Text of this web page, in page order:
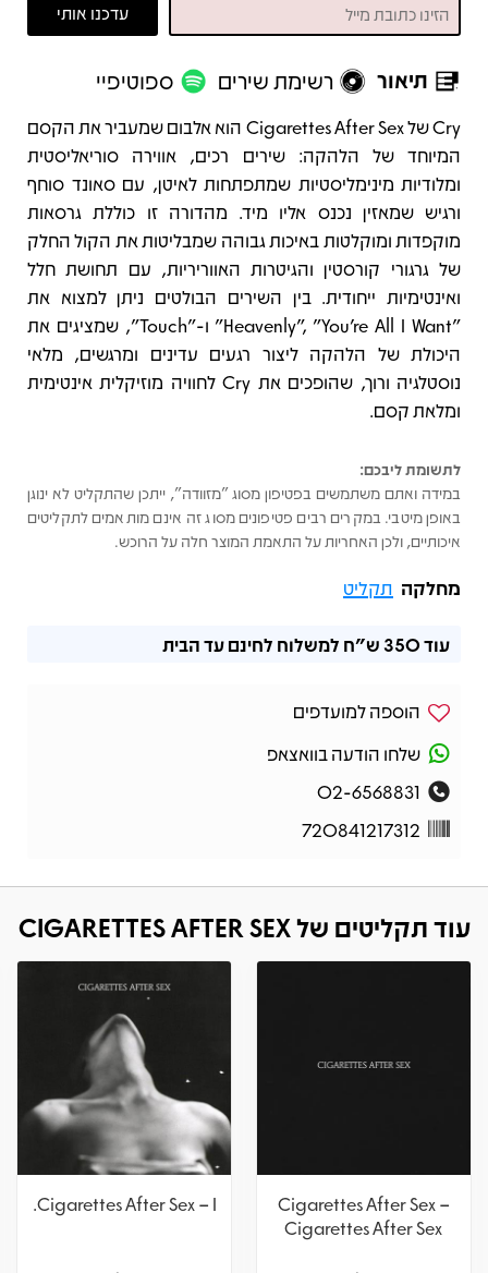
תיאור רשימת שירים ספוטיפיי
תיאור
Cry של Cigarettes After Sex הוא אלבום שמעביר את הקסם
המיוחד של הלהקה: שירים רכים, אווירה סוריאליסטית
ומלודיות מינימליסטיות שמתפתחות לאיטן, עם סאונד סוחף
ורגיש שמאזין נכנס אליו מיד. מהדורה זו כוללת גרסאות
מוקפדות ומוקלטות באיכות גבוהה שמבליטות את הקול החלק
של גרגורי קורסטין והגיטרות האווריריות, עם תחושת חלל
ואינטימיות ייחודית. בין השירים הבולטים ניתן למצוא את
"Heavenly", "You’re All I Want" ו-"Touch", שמציגים את
היכולת של הלהקה ליצור רגעים עדינים ומרגשים, מלאי
נוסטלגיה ורוך, שהופכים את Cry לחוויה מוזיקלית אינטימית
ומלאת קסם.
לתשומת ליבכם:
במידה ואתם משתמשים בפטיפון מסוג "מזוודה", ייתכן שהתקליט לא ינוגן
באופן מיטבי. במקרים רבים פטיפונים מסוג זה אינם מותאמים לתקליטים
איכותיים, ולכן האחריות על התאמת המוצר חלה על הרוכש.
מחלקה תקליט
עוד350 ש"ח למשלוח לחינם עד הבית
הוספה למועדפים
שלחו הודעה בוואצאפ
02-6568831
720841217312
עוד תקליטים של CIGARETTES AFTER SEX
Cigarettes After Sex – I.
Cigarettes After Sex –